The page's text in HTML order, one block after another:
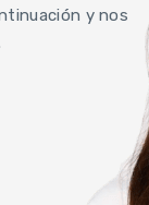
y nos